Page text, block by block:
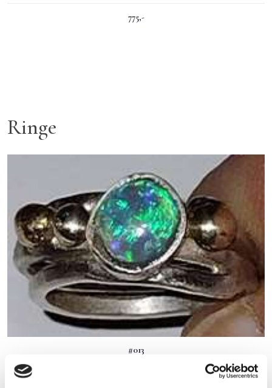
775,-
Ringe
#013
RING I SØLV & GULD MED KRYSTAL OPAL. RINGSTØRRELSE: 55